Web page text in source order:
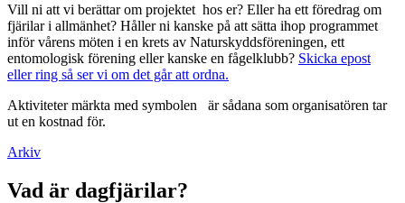
Vill ni att vi berättar om projektet hos er? Eller ha ett föredrag om
fjärilar i allmänhet? Håller ni kanske på att sätta ihop programmet
inför vårens möten i en krets av Naturskyddsföreningen, ett
entomologisk förening eller kanske en fågelklubb? Skicka epost
eller ring så ser vi om det går att ordna.
Aktiviteter märkta med symbolen
är sådana som organisatören tar
ut en kostnad för.
Arkiv
Vad är dagfjärilar?